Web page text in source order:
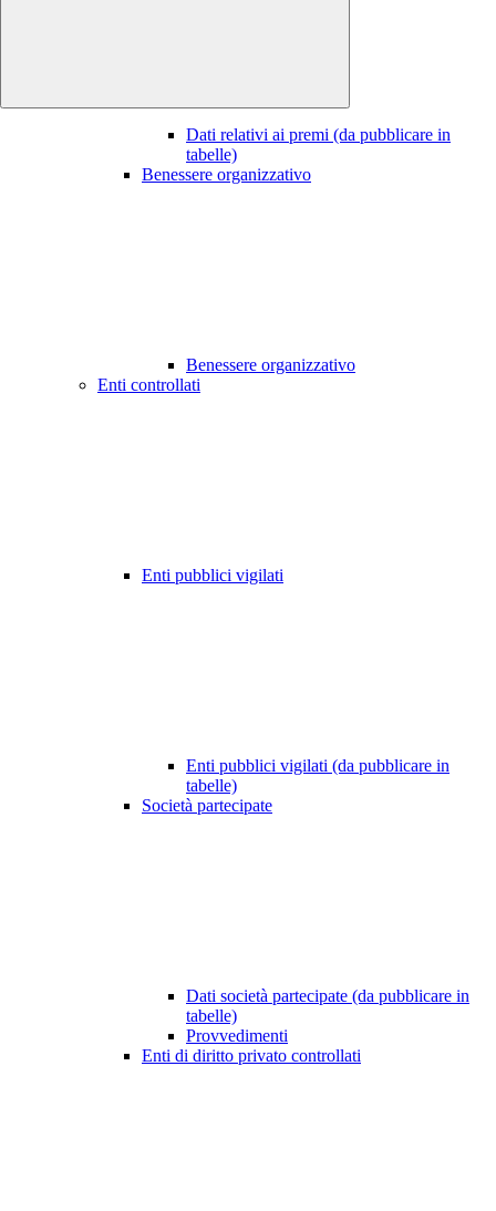
Dati relativi ai premi (da pubblicare in
tabelle)
Benessere organizzativo
Benessere organizzativo
Enti controllati
Enti pubblici vigilati
Enti pubblici vigilati (da pubblicare in
tabelle)
Società partecipate
Dati società partecipate (da pubblicare in
tabelle)
Provvedimenti
Enti di diritto privato controllati